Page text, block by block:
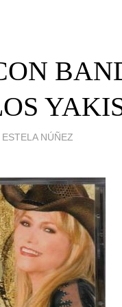
ESTELA NÚÑEZ